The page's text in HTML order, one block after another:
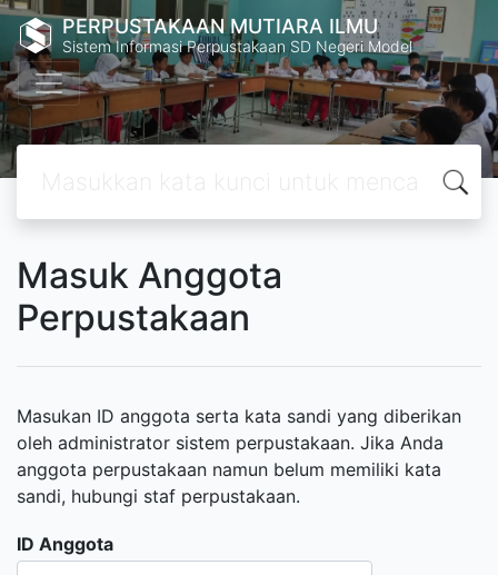
PERPUSTAKAAN MUTIARA ILMU
Sistem Informasi Perpustakaan SD Negeri Model
Masuk Anggota
Perpustakaan
Masukan ID anggota serta kata sandi yang diberikan
oleh administrator sistem perpustakaan. Jika Anda
anggota perpustakaan namun belum memiliki kata
sandi, hubungi staf perpustakaan.
ID Anggota